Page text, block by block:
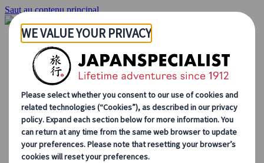
Saut au contenu principal
Accueil
Voyages
Circuits individuels
Circuits en groupe
Circuits autotours
Excursions
Voyages de groupe sur mesure
Japan Rail Pass
Découvrez notre travail
Qui sommes-nous ?
Notre équipe
Rejoignez notre équipe